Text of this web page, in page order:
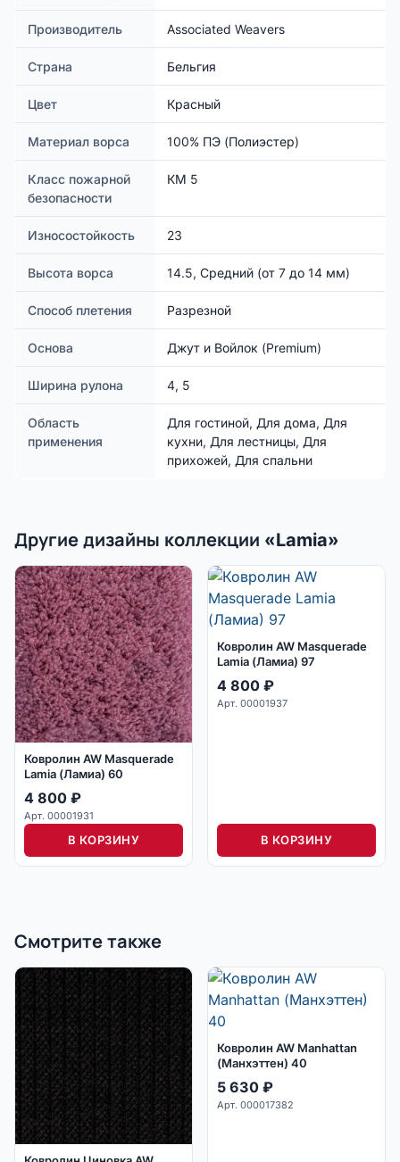
Производитель Associated Weavers
Страна Бельгия
Цвет Красный
Материал ворса 100% ПЭ (Полиэстер)
Класс пожарной
безопасности
КМ 5
Износостойкость 23
Высота ворса 14.5, Средний (от 7 до 14 мм)
Способ плетения Разрезной
Основа Джут и Войлок (Premium)
Ширина рулона 4, 5
Область
применения
Для гостиной, Для дома, Для
кухни, Для лестницы, Для
прихожей, Для спальни
Другие дизайны коллекции «Lamia»
Ковролин AW Masquerade
Lamia (Ламиа) 60
4 800 ₽
Арт. 00001931
В КОРЗИНУ
Ковролин AW Masquerade
Lamia (Ламиа) 97
4 800 ₽
Арт. 00001937
В КОРЗИНУ
Смотрите также
Ковролин AW Manhattan
(Манхэттен) 40
5 630 ₽
Арт. 000017382